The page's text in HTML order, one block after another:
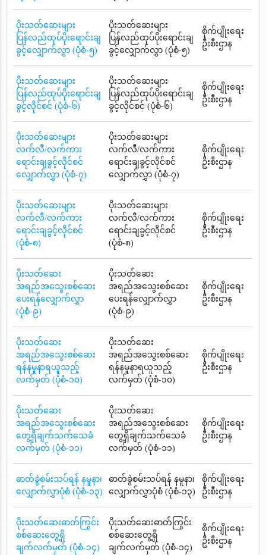
ပိုးသတ်ဆေးများ
ပြန်လည်ထုပ်ပိုးရောင်းချ
ခွင့်လျှောက်လွှာ (ပုံစံ-၅)
ပိုးသတ်ဆေးများ
ပြန်လည်ထုပ်ပိုးရောင်းချ
ခွင့်လျှောက်လွှာ (ပုံစံ-၅)
စိုက်ပျိုးရေး
ဦးစီးဌာန
ပိုးသတ်ဆေးများ
ပြန်လည်ထုပ်ပိုးရောင်းချ
ခွင့်လိုင်စင် (ပုံစံ-၆)
ပိုးသတ်ဆေးများ
ပြန်လည်ထုပ်ပိုးရောင်းချ
ခွင့်လိုင်စင် (ပုံစံ-၆)
စိုက်ပျိုးရေး
ဦးစီးဌာန
ပိုးသတ်ဆေးများ
လက်လီ/လက်ကား
ရောင်းချခွင့်လိုင်စင်
လျှောက်လွှာ (ပုံစံ-၇)
ပိုးသတ်ဆေးများ
လက်လီ/လက်ကား
ရောင်းချခွင့်လိုင်စင်
လျှောက်လွှာ (ပုံစံ-၇)
စိုက်ပျိုးရေး
ဦးစီးဌာန
ပိုးသတ်ဆေးများ
လက်လီ/လက်ကား
ရောင်းချခွင့်လိုင်စင်
(ပုံစံ-၈)
ပိုးသတ်ဆေးများ
လက်လီ/လက်ကား
ရောင်းချခွင့်လိုင်စင်
(ပုံစံ-၈)
စိုက်ပျိုးရေး
ဦးစီးဌာန
ပိုးသတ်ဆေး
အရည်အသွေးစစ်ဆေး
ပေးရန်လျှောက်လွှာ
(ပုံစံ-၉)
ပိုးသတ်ဆေး
အရည်အသွေးစစ်ဆေး
ပေးရန်လျှောက်လွှာ
(ပုံစံ-၉)
စိုက်ပျိုးရေး
ဦးစီးဌာန
ပိုးသတ်ဆေး
အရည်အသွေးစစ်ဆေး
ရန်နမူနာရယူသည့်
လက်မှတ် (ပုံစံ-၁၀)
ပိုးသတ်ဆေး
အရည်အသွေးစစ်ဆေး
ရန်နမူနာရယူသည့်
လက်မှတ် (ပုံစံ-၁၀)
စိုက်ပျိုးရေး
ဦးစီးဌာန
ပိုးသတ်ဆေး
အရည်အသွေးစစ်ဆေး
တွေ့ရှိချက်သက်သေခံ
လက်မှတ် (ပုံစံ-၁၁)
ပိုးသတ်ဆေး
အရည်အသွေးစစ်ဆေး
တွေ့ရှိချက်သက်သေခံ
လက်မှတ် (ပုံစံ-၁၁)
စိုက်ပျိုးရေး
ဦးစီးဌာန
ဓာတ်ခွဲစမ်းသပ်ရန် နမူနာ၊
လျှောက်လွှာပုံစံ (ပုံစံ-၁၃)
ဓာတ်ခွဲစမ်းသပ်ရန် နမူနာ၊
လျှောက်လွှာပုံစံ (ပုံစံ-၁၃)
စိုက်ပျိုးရေး
ဦးစီးဌာန
ပိုးသတ်ဆေးဓာတ်ကြွင်း
စစ်ဆေးတွေ့ရှိ
ချက်လက်မှတ် (ပုံစံ-၁၄)
ပိုးသတ်ဆေးဓာတ်ကြွင်း
စစ်ဆေးတွေ့ရှိ
ချက်လက်မှတ် (ပုံစံ-၁၄)
စိုက်ပျိုးရေး
ဦးစီးဌာန